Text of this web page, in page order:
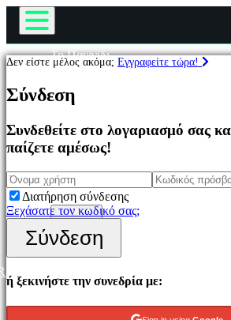
Επιλεγμένο
Νέα
παιχνίδια
να
παίξετε
δωρεάν
Κατηγορίες
Παιχνίδια
δράσης
Παιχνίδια
Το Παιχνίδι
Παιχνίδι
Νέα
Οδηγοί
Υποστήριξη
Φόρουμ
Κατάστημα
Σύνδεση
Εγγραφείτε
Δεν είστε μέλος ακόμα; Εγγραφείτε τώρα!
Σύνδεση
Συνδεθείτε στο λογαριασμό σας
παίζετε αμέσως!
Διατήρηση σύνδεσης
Ξεχάσατε τον κωδικό σας;
Σύνδεση
ή ξεκινήστε την συνεδρία με: